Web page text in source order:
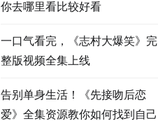
你去哪里看比较好看
一口气看完，《志村大爆笑》完
整版视频全集上线
告别单身生活！《先接吻后恋
爱》全集资源教你如何找到自己